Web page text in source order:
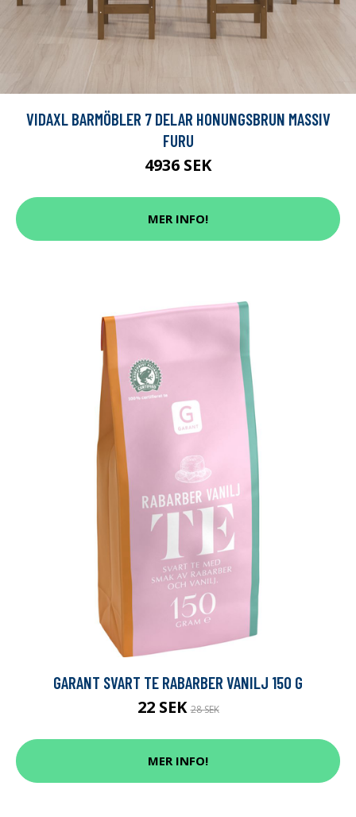
VIDAXL BARMÖBLER 7 DELAR HONUNGSBRUN MASSIV
FURU
4936 SEK
MER INFO!
GARANT SVART TE RABARBER VANILJ 150 G
22 SEK28 SEK
MER INFO!